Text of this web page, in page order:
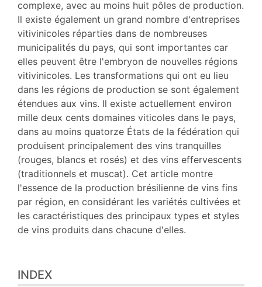
complexe, avec au moins huit pôles de production.
Il existe également un grand nombre d'entreprises
vitivinicoles réparties dans de nombreuses
municipalités du pays, qui sont importantes car
elles peuvent être l'embryon de nouvelles régions
vitivinicoles. Les transformations qui ont eu lieu
dans les régions de production se sont également
étendues aux vins. Il existe actuellement environ
mille deux cents domaines viticoles dans le pays,
dans au moins quatorze États de la fédération qui
produisent principalement des vins tranquilles
(rouges, blancs et rosés) et des vins effervescents
(traditionnels et muscat). Cet article montre
l'essence de la production brésilienne de vins fins
par région, en considérant les variétés cultivées et
les caractéristiques des principaux types et styles
de vins produits dans chacune d'elles.
INDEX